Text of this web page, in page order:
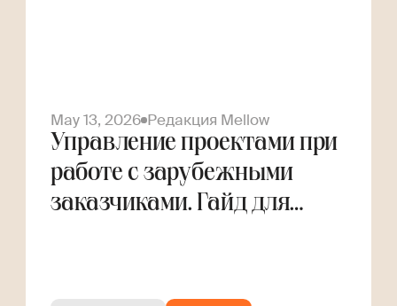
May 13, 2026 Редакция Mellow
Управление проектами при
работе с зарубежными
заказчиками. Гайд для